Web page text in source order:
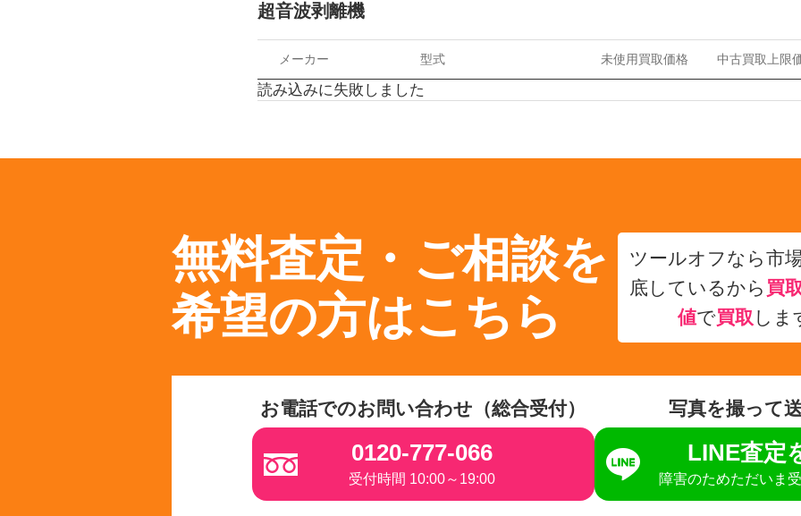
超音波剥離機
メーカー 型式 未使用買取価格 中古買取上限
読み込みに失敗しました
無料査定・ご相談を
希望の方はこちら
ツールオフなら市
底しているから 買
値で買取 しま
お電話でのお問い合わせ（総合受付）
0120-777-066
受付時間 10:00～19:00
写真を撮って
LINE査定
障害のためただいま